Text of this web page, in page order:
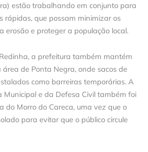
estão trabalhando em conjunto para
rápidas, que possam minimizar os
erosão e proteger a população local.
a prefeitura também mantém
de Ponta Negra, onde sacos de
como barreiras temporárias. A
Municipal e da Defesa Civil também foi
do Morro do Careca, uma vez que o
para evitar que o público circule